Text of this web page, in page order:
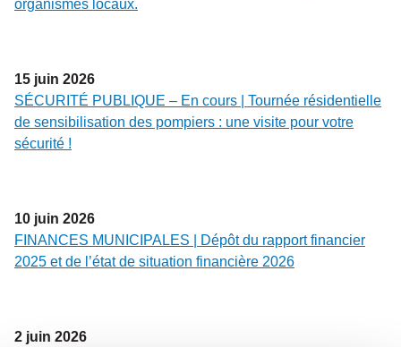
organismes locaux.
15 juin 2026
SÉCURITÉ PUBLIQUE – En cours | Tournée résidentielle
de sensibilisation des pompiers : une visite pour votre
sécurité !
10 juin 2026
FINANCES MUNICIPALES | Dépôt du rapport financier
2025 et de l’état de situation financière 2026
2 juin 2026